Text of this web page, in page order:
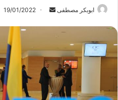
ابوبكر مصطفى
ب
ر
ي
د
19/01/2022